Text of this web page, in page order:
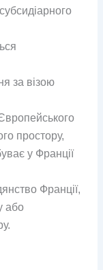
за візою
простору,
у Франції
Франції,
або